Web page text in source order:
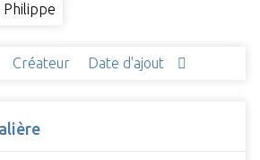
Philippe
Créateur Date d'ajout